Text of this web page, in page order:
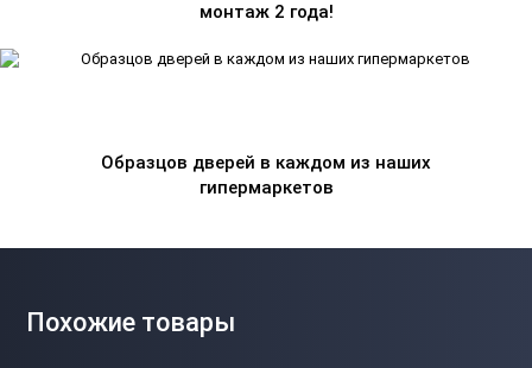
монтаж 2 года!
Образцов дверей в каждом из наших
гипермаркетов
Похожие товары